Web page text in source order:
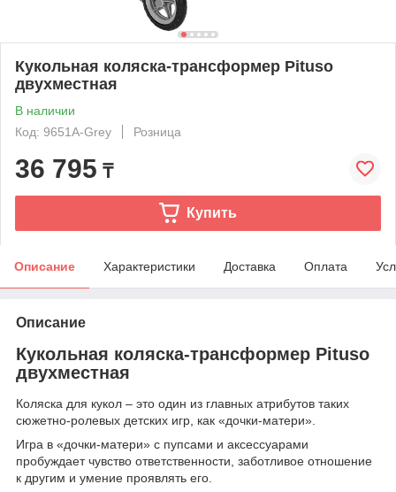
Кукольная коляска-трансформер Pituso
двухместная
В наличии
Код: 9651A-Grey
Розница
36 795 ₸
Купить
Описание Характеристики Доставка Оплата
Описание
Кукольная коляска-трансформер Pituso
двухместная
Коляска для кукол – это один из главных атрибутов таких
сюжетно-ролевых детских игр, как «дочки-матери».
Игра в «дочки-матери» с пупсами и аксессуарами
пробуждает чувство ответственности, заботливое отношение
к другим и умение проявлять его.